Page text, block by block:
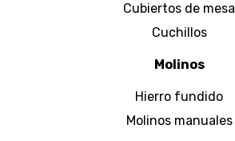
Cubiertos de mesa
Cuchillos
Molinos
Hierro fundido
Molinos manuales